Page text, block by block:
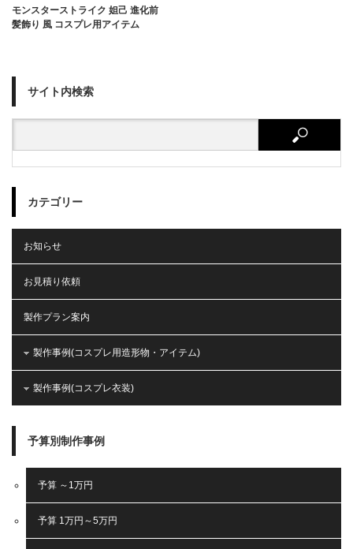
モンスターストライク 妲己 進化前
髪飾り 風 コスプレ用アイテム
サイト内検索
カテゴリー
お知らせ
お見積り依頼
製作プラン案内
製作事例(コスプレ用造形物・アイテム)
製作事例(コスプレ衣装)
予算別制作事例
予算 ～1万円
予算 1万円～5万円